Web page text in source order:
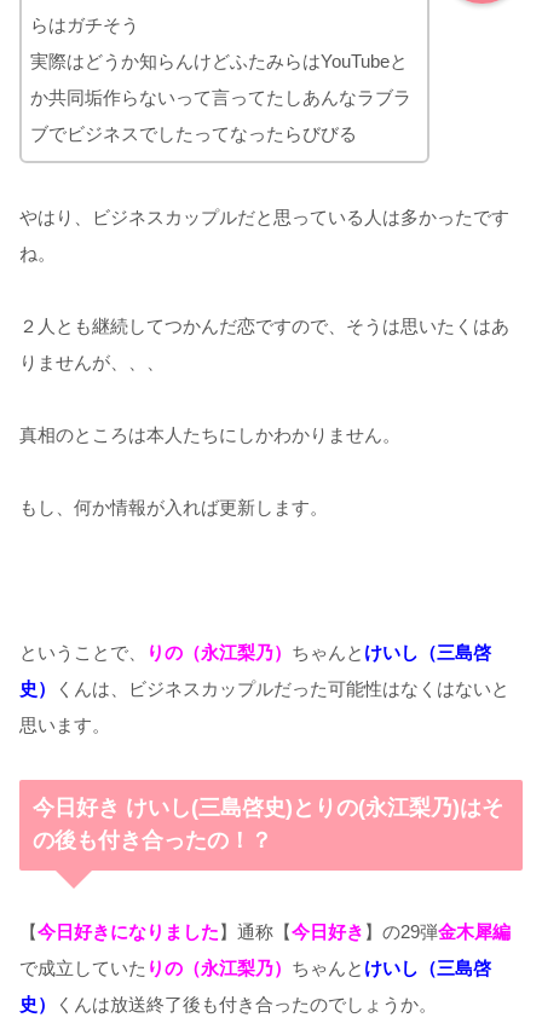
らはガチそう
実際はどうか知らんけどふたみらはYouTubeと
か共同垢作らないって言ってたしあんなラブラ
ブでビジネスでしたってなったらびびる
やはり、ビジネスカップルだと思っている人は多かったです
ね。
２人とも継続してつかんだ恋ですので、そうは思いたくはあ
りませんが、、、
真相のところは本人たちにしかわかりません。
もし、何か情報が入れば更新します。
ということで、 りの（永江梨乃） ちゃんと けいし（三島啓
史）
くんは、ビジネスカップルだった可能性はなくはないと
思います。
今日好き けいし(三島啓史)とりの(永江梨乃)はそ
の後も付き合ったの！？
【今日好きになりました】通称【今日好き 】の29弾金木犀編
で成立していた りの（永江梨乃） ちゃんと けいし（三島啓
史）
くんは放送終了後も付き合ったのでしょうか。